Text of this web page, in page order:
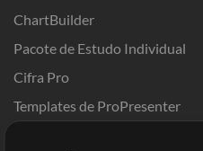
ChartBuilder
Pacote de Estudo Individual
Cifra Pro
Templates de ProPresenter